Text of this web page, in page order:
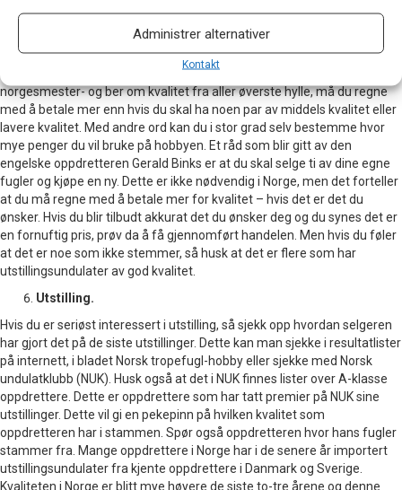
Administrer alternativer
Kontakt
oppdrettere strekker seg lengre for å hjelpe sine gode og trofaste
kunder. Husk å fortelle oppdretteren hva du vil med fuglene. Seriøse
oppdrettere selger utstillingsundulater i ulike prisklasser. Prisen bør
avspeile kvalitet, alder og sjeldenhet. Er du seriøst interessert i å bli
norgesmester- og ber om kvalitet fra aller øverste hylle, må du regne
med å betale mer enn hvis du skal ha noen par av middels kvalitet eller
lavere kvalitet. Med andre ord kan du i stor grad selv bestemme hvor
mye penger du vil bruke på hobbyen. Et råd som blir gitt av den
engelske oppdretteren Gerald Binks er at du skal selge ti av dine egne
fugler og kjøpe en ny. Dette er ikke nødvendig i Norge, men det forteller
at du må regne med å betale mer for kvalitet – hvis det er det du
ønsker. Hvis du blir tilbudt akkurat det du ønsker deg og du synes det er
en fornuftig pris, prøv da å få gjennomført handelen. Men hvis du føler
at det er noe som ikke stemmer, så husk at det er flere som har
utstillingsundulater av god kvalitet.
Utstilling.
Hvis du er seriøst interessert i utstilling, så sjekk opp hvordan selgeren
har gjort det på de siste utstillinger. Dette kan man sjekke i resultatlister
på internett, i bladet Norsk tropefugl-hobby eller sjekke med Norsk
undulatklubb (NUK). Husk også at det i NUK finnes lister over A-klasse
oppdrettere. Dette er oppdrettere som har tatt premier på NUK sine
utstillinger. Dette vil gi en pekepinn på hvilken kvalitet som
oppdretteren har i stammen. Spør også oppdretteren hvor hans fugler
stammer fra. Mange oppdrettere i Norge har i de senere år importert
utstillingsundulater fra kjente oppdrettere i Danmark og Sverige.
Kvaliteten i Norge er blitt mye høyere de siste to-tre årene og denne